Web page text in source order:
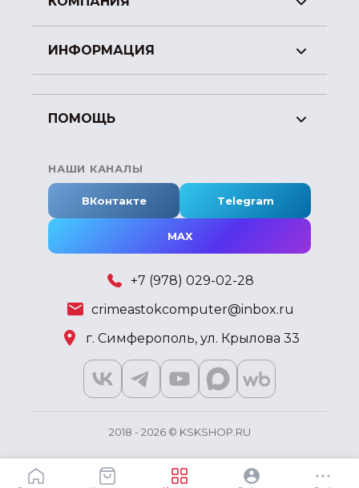
ИНФОРМАЦИЯ
ПОМОЩЬ
НАШИ КАНАЛЫ
ВКонтакте Telegram
MAX
+7 (978) 029-02-28
crimeastokcomputer@inbox.ru
г. Симферополь, ул. Крылова 33
2018 - 2026 © KSKSHOP.RU